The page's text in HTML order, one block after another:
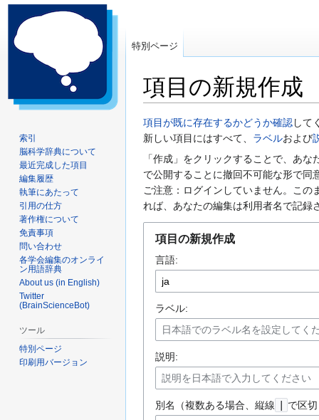
項目の新規作成
ナ
ビ
ゲ
ー
シ
ョ
検
索
に
移
動
項目が既に存在するかどうか確認して
新しい項目にはすべて、 ラベルおよび
「作成」をクリックすることで、あな
で公開することに撤回不可能な形で同
ご注意：ログインしていません。この
れば、あなたの編集は利用者名で記録
項目の新規作成
言語:
ラベル:
説明:
別名（複数ある場合、縦線 で区
特別ページ
索引
脳科学辞典について
最近完成した項目
編集履歴
執筆にあたって
引用の仕方
著作権について
免責事項
問い合わせ
各学会編集のオンライ
ン用語辞典
About us (in English)
Twitter
(BrainScienceBot)
ツール
特別ページ
印刷用バージョン